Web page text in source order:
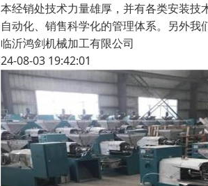
本经销处技术力量雄厚，并有各类安装
自动化、销售科学化的管理体系。另外
临沂鸿剑机械加工有限公司
24-08-03 19:42:01